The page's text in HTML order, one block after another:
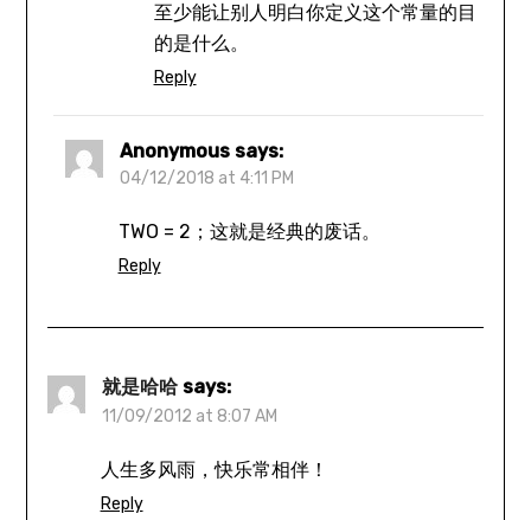
至少能让别人明白你定义这个常量的目
的是什么。
Reply
Anonymous says:
04/12/2018 at 4:11 PM
TWO = 2；这就是经典的废话。
Reply
就是哈哈 says:
11/09/2012 at 8:07 AM
人生多风雨，快乐常相伴！
Reply